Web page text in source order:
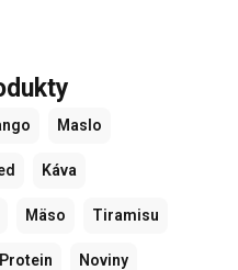
Maslo
Káva
Mäso Tiramisu
Protein Noviny